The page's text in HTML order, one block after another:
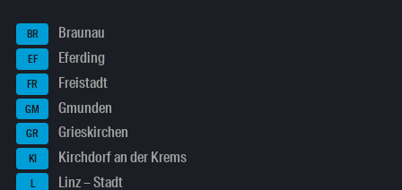
BR Braunau
EF Eferding
FR Freistadt
GM Gmunden
GR Grieskirchen
KI Kirchdorf an der Krems
L Linz – Stadt